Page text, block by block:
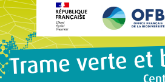
au
contenu